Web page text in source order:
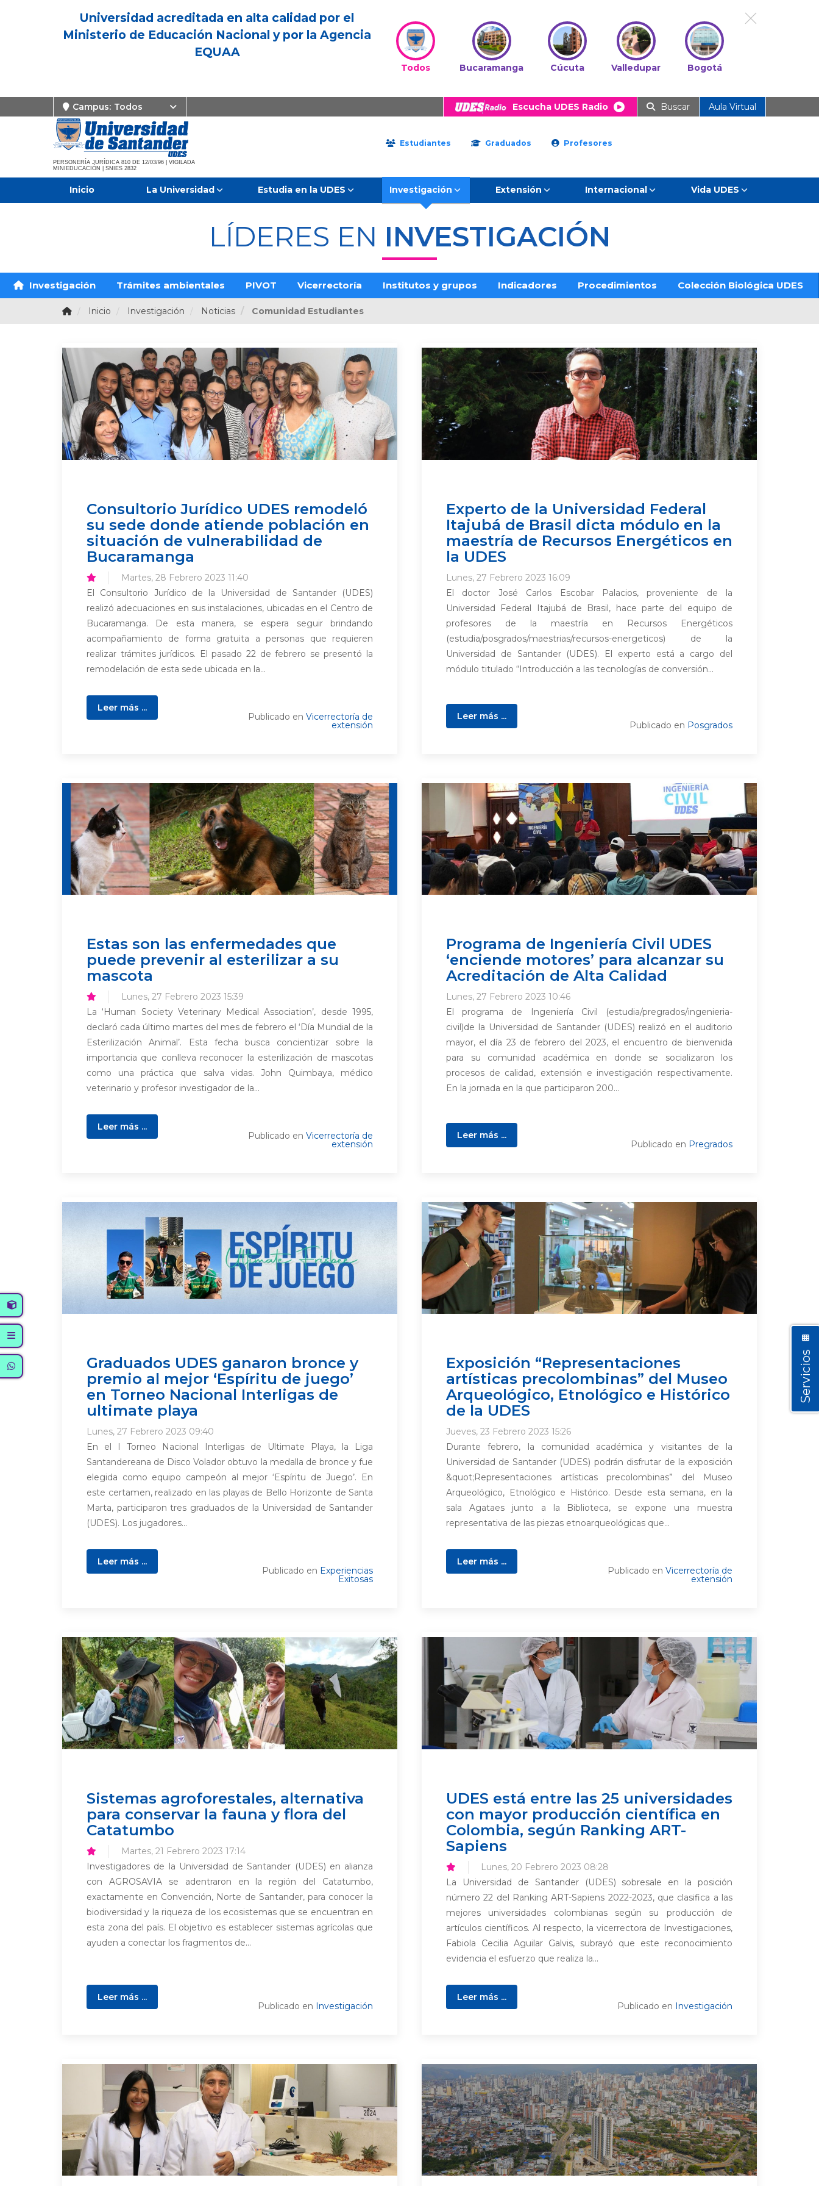
Universidad acreditada en alta calidad por el
Ministerio de Educación Nacional y por la Agencia
EQUAA
Todos Bucaramanga Cúcuta Valledupar Bogotá
Campus: Todos Escucha UDES Radio Buscar Aula Virtual
PERSONERÍA JURÍDICA 810 DE 12/03/96 | VIGILADA
MINIEDUCACIÓN | SNIES 2832
Estudiantes Graduados Profesores
Inicio La Universidad Estudia en la UDES Investigación Extensión Internacional Vida UDES
LÍDERES EN INVESTIGACIÓN
Investigación Trámites ambientales PIVOT Vicerrectoría Institutos y grupos Indicadores Procedimientos Colección Biológica UDES
Inicio Investigación Noticias Comunidad Estudiantes
Consultorio Jurídico UDES remodeló
su sede donde atiende población en
situación de vulnerabilidad de
Bucaramanga
Martes, 28 Febrero 2023 11:40
El Consultorio Jurídico de la Universidad de Santander (UDES)
realizó adecuaciones en sus instalaciones, ubicadas en el Centro de
Bucaramanga. De esta manera, se espera seguir brindando
acompañamiento de forma gratuita a personas que requieren
realizar trámites jurídicos. El pasado 22 de febrero se presentó la
remodelación de esta sede ubicada en la...
Leer más ...
Publicado en Vicerrectoría de
extensión
Experto de la Universidad Federal
Itajubá de Brasil dicta módulo en la
maestría de Recursos Energéticos en
la UDES
Lunes, 27 Febrero 2023 16:09
El doctor José Carlos Escobar Palacios, proveniente de la
Universidad Federal Itajubá de Brasil, hace parte del equipo de
profesores de la maestría en Recursos Energéticos
(estudia/posgrados/maestrias/recursos-energeticos) de la
Universidad de Santander (UDES). El experto está a cargo del
módulo titulado “Introducción a las tecnologías de conversión...
Leer más ...
Publicado en Posgrados
Estas son las enfermedades que
puede prevenir al esterilizar a su
mascota
Lunes, 27 Febrero 2023 15:39
La ‘Human Society Veterinary Medical Association’, desde 1995,
declaró cada último martes del mes de febrero el ‘Día Mundial de la
Esterilización Animal’. Esta fecha busca concientizar sobre la
importancia que conlleva reconocer la esterilización de mascotas
como una práctica que salva vidas. John Quimbaya, médico
veterinario y profesor investigador de la...
Leer más ...
Publicado en Vicerrectoría de
extensión
Programa de Ingeniería Civil UDES
‘enciende motores’ para alcanzar su
Acreditación de Alta Calidad
Lunes, 27 Febrero 2023 10:46
El programa de Ingeniería Civil (estudia/pregrados/ingenieria-
civil)de la Universidad de Santander (UDES) realizó en el auditorio
mayor, el día 23 de febrero del 2023, el encuentro de bienvenida
para su comunidad académica en donde se socializaron los
procesos de calidad, extensión e investigación respectivamente.
En la jornada en la que participaron 200...
Leer más ...
Publicado en Pregrados
Graduados UDES ganaron bronce y
premio al mejor ‘Espíritu de juego’
en Torneo Nacional Interligas de
ultimate playa
Lunes, 27 Febrero 2023 09:40
En el I Torneo Nacional Interligas de Ultimate Playa, la Liga
Santandereana de Disco Volador obtuvo la medalla de bronce y fue
elegida como equipo campeón al mejor ‘Espíritu de Juego’. En
este certamen, realizado en las playas de Bello Horizonte de Santa
Marta, participaron tres graduados de la Universidad de Santander
(UDES). Los jugadores...
Leer más ...
Publicado en Experiencias
Exitosas
Exposición “Representaciones
artísticas precolombinas” del Museo
Arqueológico, Etnológico e Histórico
de la UDES
Jueves, 23 Febrero 2023 15:26
Durante febrero, la comunidad académica y visitantes de la
Universidad de Santander (UDES) podrán disfrutar de la exposición
&quot;Representaciones artísticas precolombinas” del Museo
Arqueológico, Etnológico e Histórico. Desde esta semana, en la
sala Agataes junto a la Biblioteca, se expone una muestra
representativa de las piezas etnoarqueológicas que...
Leer más ...
Publicado en Vicerrectoría de
extensión
Sistemas agroforestales, alternativa
para conservar la fauna y flora del
Catatumbo
Martes, 21 Febrero 2023 17:14
Investigadores de la Universidad de Santander (UDES) en alianza
con AGROSAVIA se adentraron en la región del Catatumbo,
exactamente en Convención, Norte de Santander, para conocer la
biodiversidad y la riqueza de los ecosistemas que se encuentran en
esta zona del país. El objetivo es establecer sistemas agrícolas que
ayuden a conectar los fragmentos de...
Leer más ...
Publicado en Investigación
UDES está entre las 25 universidades
con mayor producción científica en
Colombia, según Ranking ART-
Sapiens
Lunes, 20 Febrero 2023 08:28
La Universidad de Santander (UDES) sobresale en la posición
número 22 del Ranking ART-Sapiens 2022-2023, que clasifica a las
mejores universidades colombianas según su producción de
artículos científicos. Al respecto, la vicerrectora de Investigaciones,
Fabiola Cecilia Aguilar Galvis, subrayó que este reconocimiento
evidencia el esfuerzo que realiza la...
Leer más ...
Publicado en Investigación
Servicios